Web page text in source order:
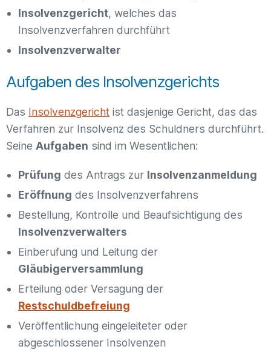
Insolvenzgericht, welches das
Insolvenzverfahren durchführt
Insolvenzverwalter
Aufgaben des Insolvenzgerichts
Das Insolvenzgericht ist dasjenige Gericht, das das
Verfahren zur Insolvenz des Schuldners durchführt.
Seine Aufgaben sind im Wesentlichen:
Prüfung des Antrags zur Insolvenzanmeldung
Eröffnung des Insolvenzverfahrens
Bestellung, Kontrolle und Beaufsichtigung des
Insolvenzverwalters
Einberufung und Leitung der
Gläubigerversammlung
Erteilung oder Versagung der
Restschuldbefreiung
Veröffentlichung eingeleiteter oder
abgeschlossener Insolvenzen